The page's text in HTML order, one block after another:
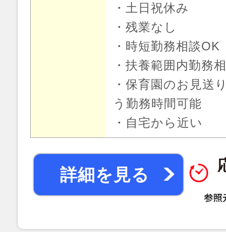
・土日祝休み
・残業なし
・時短勤務相談OK
・扶養範囲内勤務
・保育園のお見送
う勤務時間可能
・自宅から近い
詳細を見る